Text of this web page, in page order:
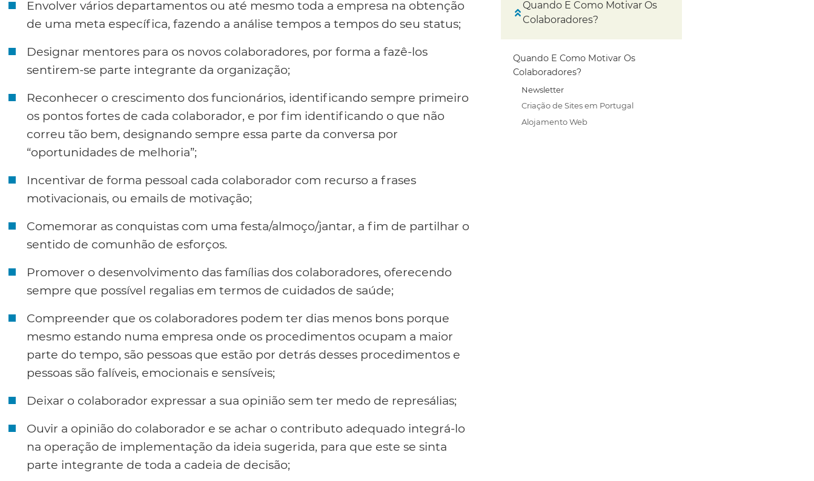
Envolver vários departamentos ou até mesmo toda a empresa na obtenção
de uma meta específica, fazendo a análise tempos a tempos do seu status;
Designar mentores para os novos colaboradores, por forma a fazê-los
sentirem-se parte integrante da organização;
Reconhecer o crescimento dos funcionários, identificando sempre primeiro
os pontos fortes de cada colaborador, e por fim identificando o que não
correu tão bem, designando sempre essa parte da conversa por
“oportunidades de melhoria”;
Incentivar de forma pessoal cada colaborador com recurso a frases
motivacionais, ou emails de motivação;
Comemorar as conquistas com uma festa/almoço/jantar, a fim de partilhar o
sentido de comunhão de esforços.
Promover o desenvolvimento das famílias dos colaboradores, oferecendo
sempre que possível regalias em termos de cuidados de saúde;
Compreender que os colaboradores podem ter dias menos bons porque
mesmo estando numa empresa onde os procedimentos ocupam a maior
parte do tempo, são pessoas que estão por detrás desses procedimentos e
pessoas são falíveis, emocionais e sensíveis;
Deixar o colaborador expressar a sua opinião sem ter medo de represálias;
Ouvir a opinião do colaborador e se achar o contributo adequado integrá-lo
na operação de implementação da ideia sugerida, para que este se sinta
parte integrante de toda a cadeia de decisão;
Quando E Como Motivar Os
Colaboradores?
Quando E Como Motivar Os
Colaboradores?
Newsletter
Criação de Sites em Portugal
Alojamento Web